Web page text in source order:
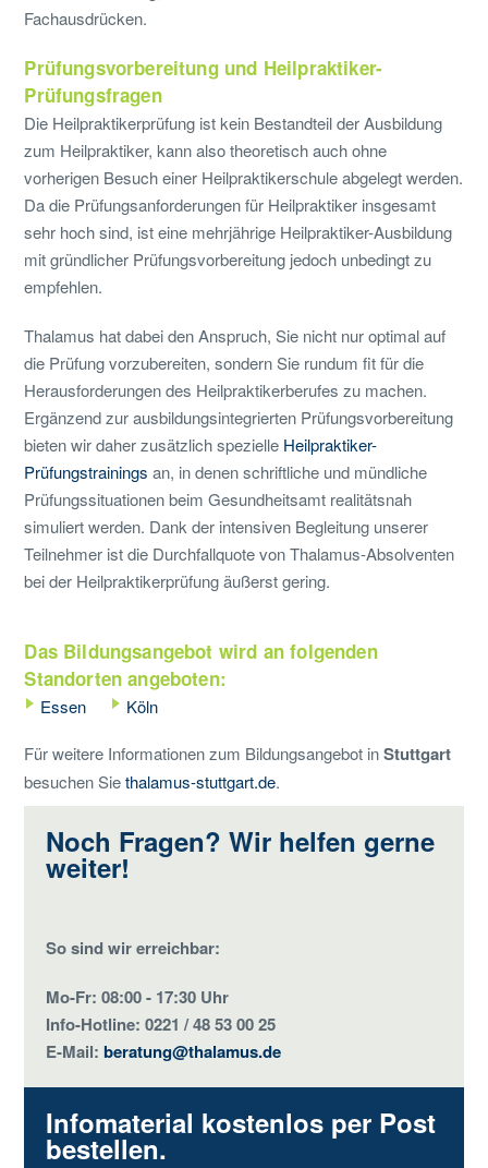
Fachausdrücken.
Prüfungsvorbereitung und Heilpraktiker-
Prüfungsfragen
Die Heilpraktikerprüfung ist kein Bestandteil der Ausbildung
zum Heilpraktiker, kann also theoretisch auch ohne
vorherigen Besuch einer Heilpraktikerschule abgelegt werden.
Da die Prüfungsanforderungen für Heilpraktiker insgesamt
sehr hoch sind, ist eine mehrjährige Heilpraktiker-Ausbildung
mit gründlicher Prüfungsvorbereitung jedoch unbedingt zu
empfehlen.
Thalamus hat dabei den Anspruch, Sie nicht nur optimal auf
die Prüfung vorzubereiten, sondern Sie rundum fit für die
Herausforderungen des Heilpraktikerberufes zu machen.
Ergänzend zur ausbildungsintegrierten Prüfungsvorbereitung
bieten wir daher zusätzlich spezielle Heilpraktiker-
Prüfungstrainings an, in denen schriftliche und mündliche
Prüfungssituationen beim Gesundheitsamt realitätsnah
simuliert werden. Dank der intensiven Begleitung unserer
Teilnehmer ist die Durchfallquote von Thalamus-Absolventen
bei der Heilpraktikerprüfung äußerst gering.
Das Bildungsangebot wird an folgenden
Standorten angeboten:
Essen Köln
Für weitere Informationen zum Bildungsangebot inStuttgart
besuchen Siethalamus-stuttgart.de.
Noch Fragen? Wir helfen gerne
weiter!
So sind wir erreichbar:
Mo-Fr: 08:00 - 17:30 Uhr
Info-Hotline: 0221 / 48 53 00 25
E-Mail:beratung@thalamus.de
Infomaterial kostenlos per Post
bestellen.